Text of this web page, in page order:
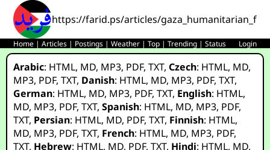
https://farid.ps/articles/
Home |Articles | Postings |Weather |Top |Trending |Status Login
Arabic: HTML, MD, MP3, PDF,TXT,Czech: HTML, MD,
MP3, PDF,TXT, Danish: HTML, MD, MP3, PDF,TXT,
German: HTML, MD, MP3, PDF,TXT, English: HTML,
MD, MP3, PDF,TXT,Spanish: HTML, MD, MP3, PDF,
TXT, Persian: HTML, MD, PDF,TXT, Finnish: HTML,
MD, MP3, PDF,TXT, French: HTML, MD, MP3, PDF,
TXT, Hebrew: HTML, MD, PDF,TXT, Hindi: HTML, MD,